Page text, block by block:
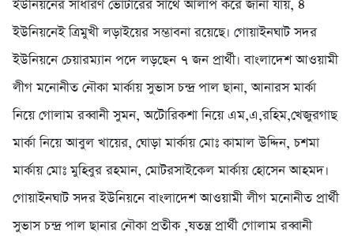
ইউনিয়নের সাধারণ ভোটারের সাথে আলাপ করে জানা যায়, ৪
ইউনিয়নেই ত্রিমুখী লড়াইয়ের সম্ভাবনা রয়েছে। গোয়াইনঘাট সদর
ইউনিয়নে চেয়ারম্যান পদে লড়ছেন ৭ জন প্রার্থী। বাংলাদেশ আওয়ামী
লীগ মনোনীত নৌকা মার্কায় সুভাস চন্দ্র পাল ছানা, আনারস মার্কা
নিয়ে গোলাম রব্বানী সুমন, অটোরিকশা নিয়ে এম,এ,রহিম,খেজুরগাছ
মার্কা নিয়ে আবুল খায়ের, ঘোড়া মার্কায় মোঃ কামাল উদ্দিন, চশমা
মার্কায় মোঃ মুহিবুর রহমান, মোটরসাইকেল মার্কায় হোসেন আহমদ।
গোয়াইনঘাট সদর ইউনিয়নে বাংলাদেশ আওয়ামী লীগ মনোনীত প্রার্থী
সুভাস চন্দ্র পাল ছানার নৌকা প্রতীক ,ষতন্ত্র প্রার্থী গোলাম রব্বানী